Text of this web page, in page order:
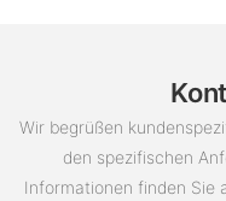
Wir begrüßen
den spezifischen
Informationen finden Sie